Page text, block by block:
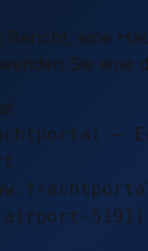
Bericht, eine
Sie eine
–
airport-